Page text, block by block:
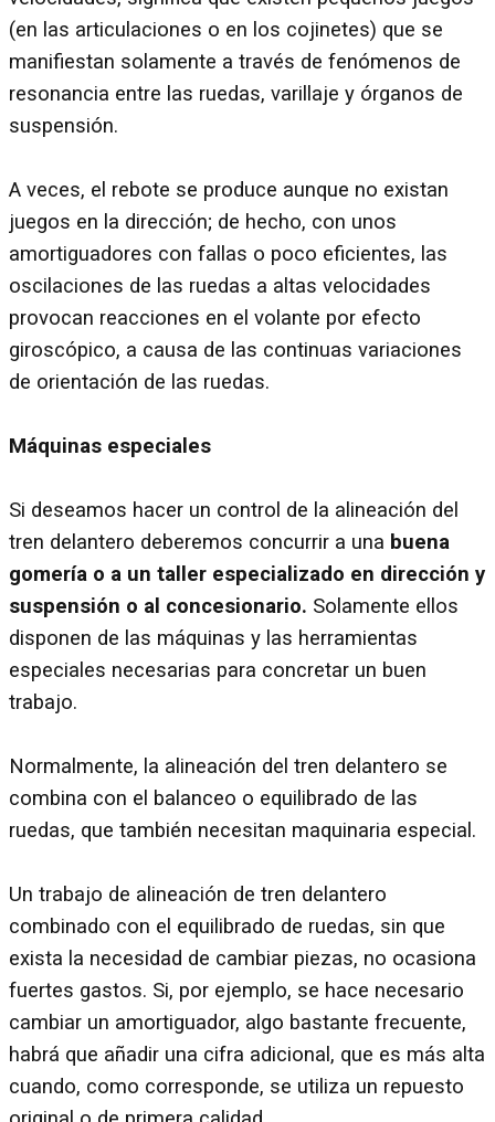
(en las articulaciones o en los cojinetes) que se
manifiestan solamente a través de fenómenos de
resonancia entre las ruedas, varillaje y órganos de
suspensión.
A veces, el rebote se produce aunque no existan
juegos en la dirección; de hecho, con unos
amortiguadores con fallas o poco eficientes, las
oscilaciones de las ruedas a altas velocidades
provocan reacciones en el volante por efecto
giroscópico, a causa de las continuas variaciones
de orientación de las ruedas.
Máquinas especiales
Si deseamos hacer un control de la alineación del
tren delantero deberemos concurrir a una buena
gomería o a un taller especializado en dirección y
suspensión o al concesionario. Solamente ellos
disponen de las máquinas y las herramientas
especiales necesarias para concretar un buen
trabajo.
Normalmente, la alineación del tren delantero se
combina con el balanceo o equilibrado de las
ruedas, que también necesitan maquinaria especial.
Un trabajo de alineación de tren delantero
combinado con el equilibrado de ruedas, sin que
exista la necesidad de cambiar piezas, no ocasiona
fuertes gastos. Si, por ejemplo, se hace necesario
cambiar un amortiguador, algo bastante frecuente,
habrá que añadir una cifra adicional, que es más alta
cuando, como corresponde, se utiliza un repuesto